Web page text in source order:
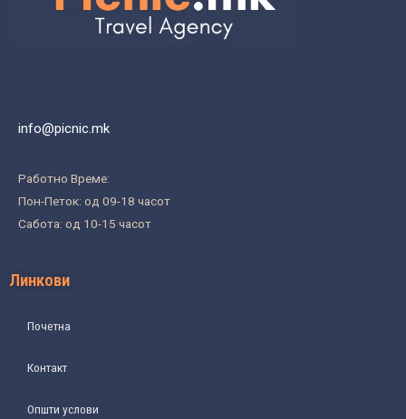
info@picnic.mk
Работно Време:
Пон-Петок: од 09-18 часот
Сабота: од 10-15 часот
Линкови
Почетна
Контакт
Општи услови